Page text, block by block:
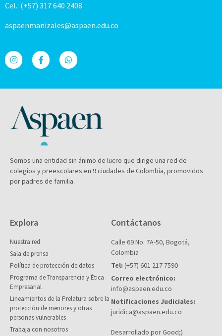
Cel.: (+57) 317 640 2408
aspaenmanizales@aspaen.edu.co
Somos una entidad sin ánimo de lucro que dirige una red de
colegios y preescolares en 9 ciudades de Colombia, promovidos
por padres de familia.
Explora
Nuestra red
Sala de prensa
Política de protección de datos
Programa de Transparencia y Ética
Empresarial
Lineamientos de la Prelatura sobre la
protección de menores y otras
personas vulnerables
Trabaja con nosotros
Contáctanos
Calle 69 No. 7A-50, Bogotá,
Colombia
Tel: (+57) 601 217 7590
Correo electrónico:
info@aspaen.edu.co
Notificaciones Judiciales:
juridica@aspaen.edu.co
Desarrollado por Good;)